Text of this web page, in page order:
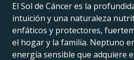
El Sol de Cáncer es la
intuición y una naturaleza
enfáticos y protectores,
el hogar y la familia. Neptuno
energía sensible que adquiere